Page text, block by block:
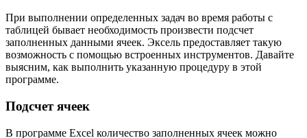
При выполнении определенных задач во время работы с
таблицей бывает необходимость произвести подсчет
заполненных данными ячеек. Эксель предоставляет такую
возможность с помощью встроенных инструментов. Давайте
выясним, как выполнить указанную процедуру в этой
программе.
Подсчет ячеек
В программе Excel количество заполненных ячеек можно